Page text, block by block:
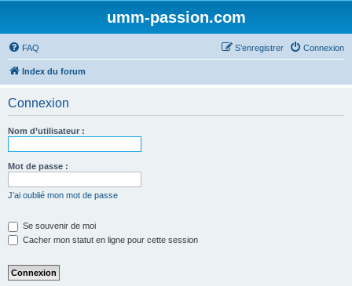
umm-passion.com
FAQ Connexion
S’enregistrer
Index du forum
Connexion
Nom d’utilisateur :
Mot de passe :
J’ai oublié mon mot de passe
Se souvenir de moi
Cacher mon statut en ligne pour cette session